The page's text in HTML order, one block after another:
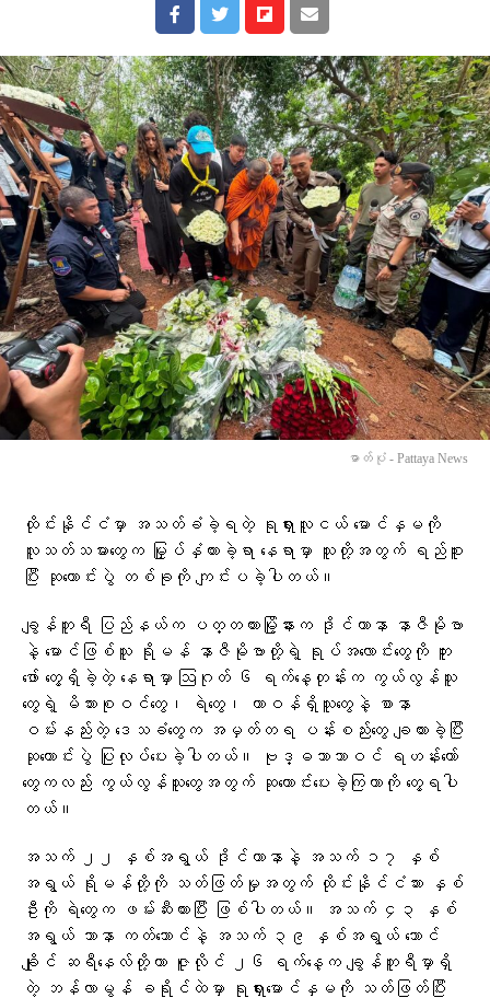
ဓာတ်ပုံ - Pattaya News
ထိုင်းနိုင်ငံမှာ အသတ်ခံခဲ့ရတဲ့ ရုရှားလူငယ် မောင်နှမကို
လူသတ်သမားတွေက မြှုပ်နှံထားခဲ့ရာ နေရာမှာ သူတို့အတွက် ရည်စူး
ပြီး ဆုတောင်းပွဲ တစ်ခုကို ကျင်းပခဲ့ပါတယ်။
ချွန်ဘူရီ ပြည်နယ်က ပတ္တယားမြို့နားက ဒိုင်ယာနာ နာဇီမိုဗာ
နဲ့ မောင်ဖြစ်သူ ရိုမန် နာဇီမိုဗာတို့ရဲ့ ရုပ်အလောင်းတွေကို တူး
ဖော် တွေ့ရှိခဲ့တဲ့ နေရာမှာ ဩဂုတ် ၆ ရက်နေ့တုန်းက ကွယ်လွန်သူ
တွေရဲ့ မိသားစုဝင်တွေ၊ ရဲတွေ၊ တာဝန်ရှိသူတွေနဲ့ စာနာ
ဝမ်းနည်းတဲ့ ဒေသခံတွေက အမှတ်တရ ပန်းစည်းတွေ ချထားခဲ့ပြီး
ဆုတောင်းပွဲ ပြုလုပ်ပေးခဲ့ပါတယ်။ ဗုဒ္ဓဘာသာဝင် ရဟန်းတော်
တွေကလည်း ကွယ်လွန်သူတွေအတွက် ဆုတောင်းပေးခဲ့ကြတာကို တွေ့ရပါ
တယ်။
အသက် ၂၂ နှစ်အရွယ် ဒိုင်ယာနာနဲ့ အသက် ၁၇ နှစ်
အရွယ် ရိုမန်တို့ကို သတ်ဖြတ်မှုအတွက် ထိုင်းနိုင်ငံသား နှစ်
ဦးကို ရဲတွေက ဖမ်းဆီးထားပြီး ဖြစ်ပါတယ်။ အသက် ၄၃ နှစ်
အရွယ် သာနာ ကတ်သောင်နဲ့ အသက် ၃၉ နှစ်အရွယ် သောင်
ချိုင် ဆရီနေလ်တို့ဟာ ဇူလိုင် ၂၆ ရက်နေ့က ချွန်ဘူရီမှာရှိ
တဲ့ ဘန်လာမွန် ခရိုင်ထဲမှာ ရုရှားမောင်နှမကို သတ်ဖြတ်ပြီး